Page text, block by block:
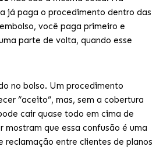
já paga o procedimento dentro das
você paga primeiro e
parte de volta, quando esse
no bolso. Um procedimento
“aceito”, mas, sem a cobertura
cair quase todo em cima de
mostram que essa confusão é uma
reclamação entre clientes de planos